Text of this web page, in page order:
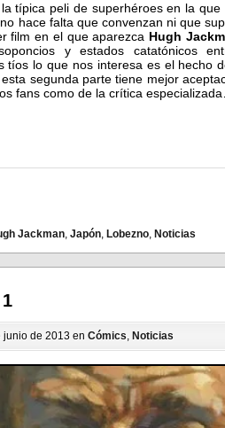
típica peli de superhéroes en la
hace falta que convenzan ni que
film en el que aparezca Hugh
y estados catatónicos
tíos lo que nos interesa es el hecho
segunda parte tiene mejor
fans como de la crítica
Jackman, Japón, Lobezno, Noticias
junio de 2013 en Cómics Noticias